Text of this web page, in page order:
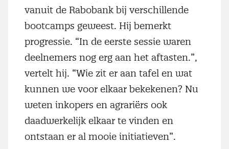
vanuit de Rabobank bij verschillende
bootcamps geweest. Hij bemerkt
progressie. “In de eerste sessie waren
deelnemers nog erg aan het aftasten.”,
vertelt hij. “Wie zit er aan tafel en wat
kunnen we voor elkaar bekekenen? Nu
weten inkopers en agrariërs ook
daadwerkelijk elkaar te vinden en
ontstaan er al mooie initiatieven”.